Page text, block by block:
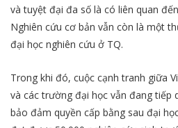
và tuyệt đại đa số là có liên quan
Nghiên cứu cơ bản vẫn còn là một
đại học nghiên cứu ở TQ.
Trong khi đó, cuộc cạnh tranh giữa
và các trường đại học vẫn đang tiếp
bảo đảm quyền cấp bằng sau đại